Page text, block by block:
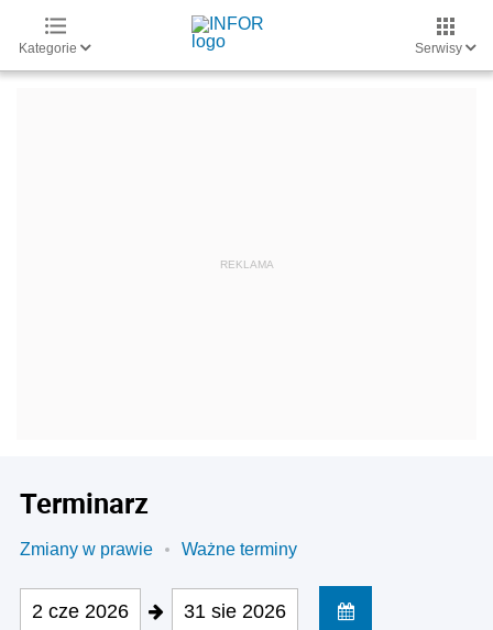
Kategorie Serwisy
Terminarz
Zmiany w prawie Ważne terminy
2 cze 2026 31 sie 2026